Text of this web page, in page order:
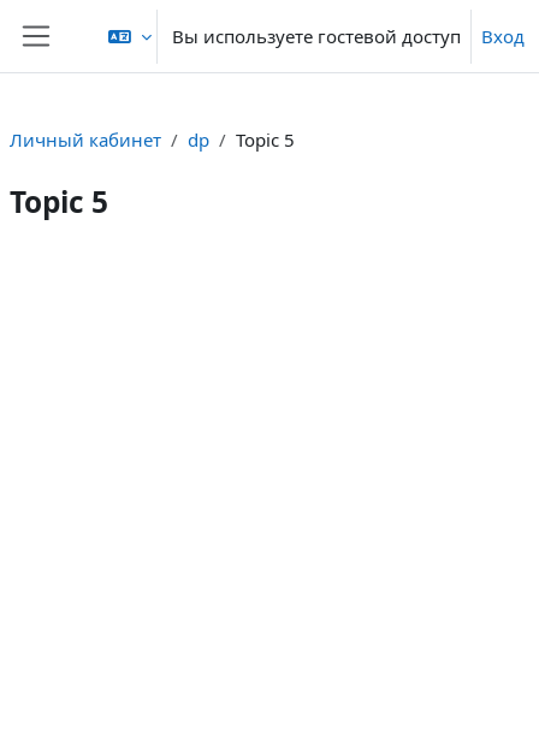
Перейти к основному содержанию
Боковая панель
Вы используете гостевой доступ Вход
Личный кабинет dp Topic 5
Topic 5